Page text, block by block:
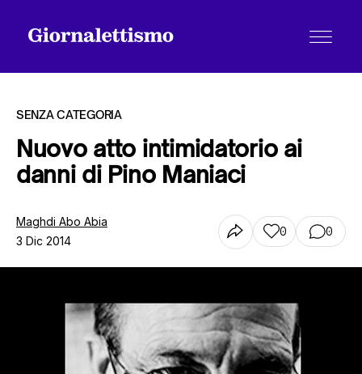
Tutti gli articoli
Chi siamo
Contatti
SENZA CATEGORIA
Nuovo atto intimidatorio ai
danni di Pino Maniaci
Maghdi Abo Abia
3 Dic 2014
0 0